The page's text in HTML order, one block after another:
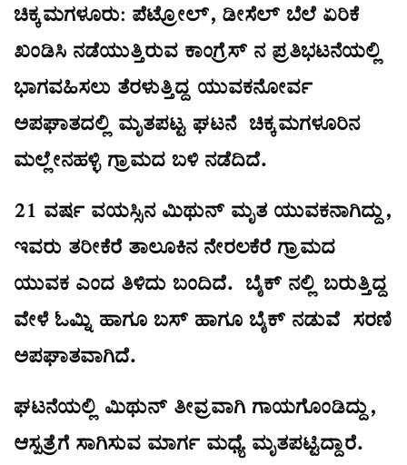
ಚಿಕ್ಕಮಗಳೂರು: ಪೆಟ್ರೋಲ್, ಡೀಸೆಲ್ ಬೆಲೆ ಏರಿಕೆ
ಖಂಡಿಸಿ ನಡೆಯುತ್ತಿರುವ ಕಾಂಗ್ರೆಸ್ ನ ಪ್ರತಿಭಟನೆಯಲ್ಲಿ
ಭಾಗವಹಿಸಲು ತೆರಳುತ್ತಿದ್ದ ಯುವಕನೋರ್ವ
ಅಪಘಾತದಲ್ಲಿ ಮೃತಪಟ್ಟ ಘಟನೆ ಚಿಕ್ಕಮಗಳೂರಿನ
ಮಲ್ಲೇನಹಳ್ಳಿ ಗ್ರಾಮದ ಬಳಿ ನಡೆದಿದೆ.
21 ವರ್ಷ ವಯಸ್ಸಿನ ಮಿಥುನ್ ಮೃತ ಯುವಕನಾಗಿದ್ದು,
ಇವರು ತರೀಕೆರೆ ತಾಲೂಕಿನ ನೇರಲಕೆರೆ ಗ್ರಾಮದ
ಯುವಕ ಎಂದ ತಿಳಿದು ಬಂದಿದೆ. ಬೈಕ್ ನಲ್ಲಿ ಬರುತ್ತಿದ್ದ
ವೇಳೆ ಓಮ್ನಿ ಹಾಗೂ ಬಸ್ ಹಾಗೂ ಬೈಕ್ ನಡುವೆ ಸರಣಿ
ಅಪಘಾತವಾಗಿದೆ.
ಘಟನೆಯಲ್ಲಿ ಮಿಥುನ್ ತೀವ್ರವಾಗಿ ಗಾಯಗೊಂಡಿದ್ದು,
ಆಸ್ಪತ್ರೆಗೆ ಸಾಗಿಸುವ ಮಾರ್ಗ ಮಧ್ಯೆ ಮೃತಪಟ್ಟಿದ್ದಾರೆ.